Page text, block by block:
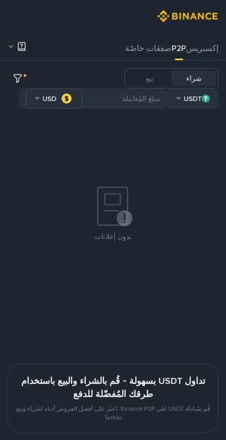
إكسبريسP2Pصفقات خاصّة
شراء بيع
USDT
USD
بدون إعلانات
تداول USDT بسهولة - قُم بالشراء والبيع باستخدام
طرقك المُفضّلة للدفع
قُم بمُبادلة USDT على Binance P2P. اعثر على أفضل العروض أدناه لشراء وبيع
Tether